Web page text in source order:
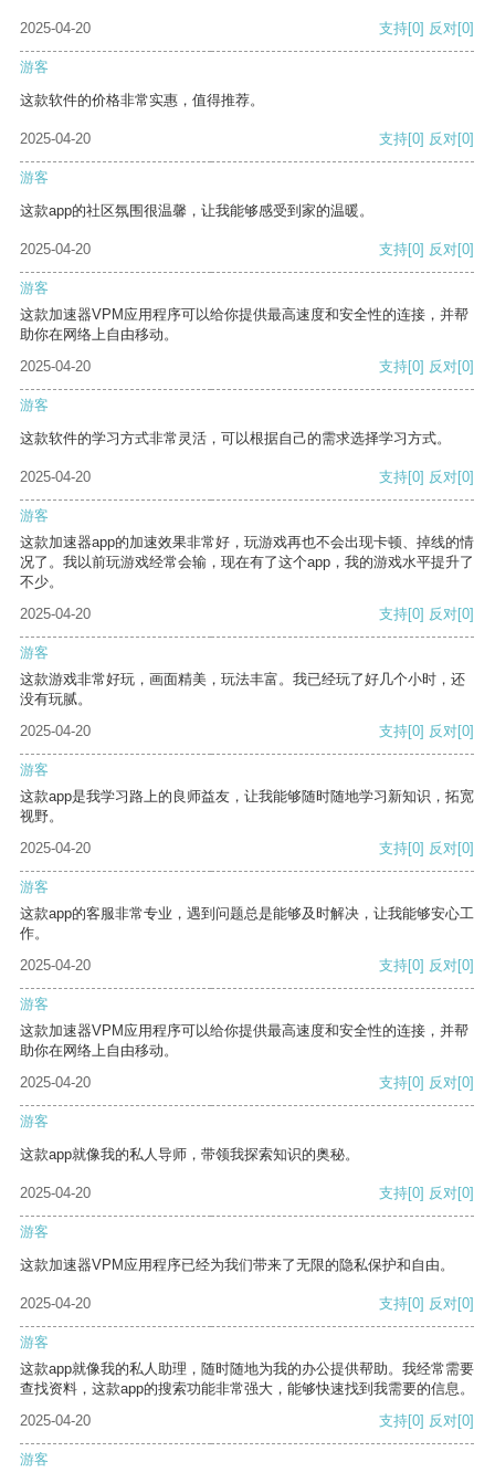
2025-04-20 支持[0] 反对[0]
游客
这款软件的价格非常实惠，值得推荐。
2025-04-20 支持[0] 反对[0]
游客
这款app的社区氛围很温馨，让我能够感受到家的温暖。
2025-04-20 支持[0] 反对[0]
游客
这款加速器VPM应用程序可以给你提供最高速度和安全性的连接，并帮
助你在网络上自由移动。
2025-04-20
支持[0] 反对[0]
游客
这款软件的学习方式非常灵活，可以根据自己的需求选择学习方式。
2025-04-20 支持[0] 反对[0]
游客
这款加速器app的加速效果非常好，玩游戏再也不会出现卡顿、掉线的情
况了。我以前玩游戏经常会输，现在有了这个app，我的游戏水平提升了
不少。
2025-04-20
支持[0] 反对[0]
游客
这款游戏非常好玩，画面精美，玩法丰富。我已经玩了好几个小时，还
没有玩腻。
2025-04-20
支持[0] 反对[0]
游客
这款app是我学习路上的良师益友，让我能够随时随地学习新知识，拓宽
视野。
2025-04-20
支持[0] 反对[0]
游客
这款app的客服非常专业，遇到问题总是能够及时解决，让我能够安心工
作。
2025-04-20
支持[0] 反对[0]
游客
这款加速器VPM应用程序可以给你提供最高速度和安全性的连接，并帮
助你在网络上自由移动。
2025-04-20
支持[0] 反对[0]
游客
这款app就像我的私人导师，带领我探索知识的奥秘。
2025-04-20 支持[0] 反对[0]
游客
这款加速器VPM应用程序已经为我们带来了无限的隐私保护和自由。
2025-04-20 支持[0] 反对[0]
游客
这款app就像我的私人助理，随时随地为我的办公提供帮助。我经常需要
查找资料，这款app的搜索功能非常强大，能够快速找到我需要的信息。
2025-04-20
支持[0] 反对[0]
游客